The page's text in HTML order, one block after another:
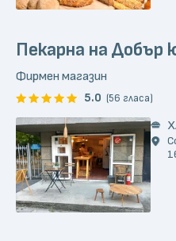
Пекарна на Добър
Фирмен магазин
5.0 (56 гласа)